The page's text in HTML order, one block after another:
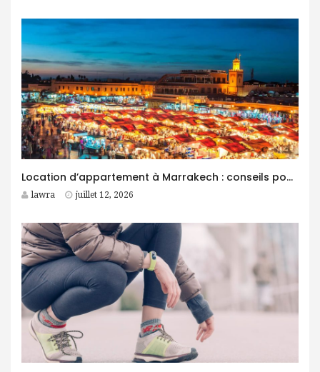
Location d’appartement à Marrakech : conseils pour trouver le logement idéal
lawra juillet 12, 2026